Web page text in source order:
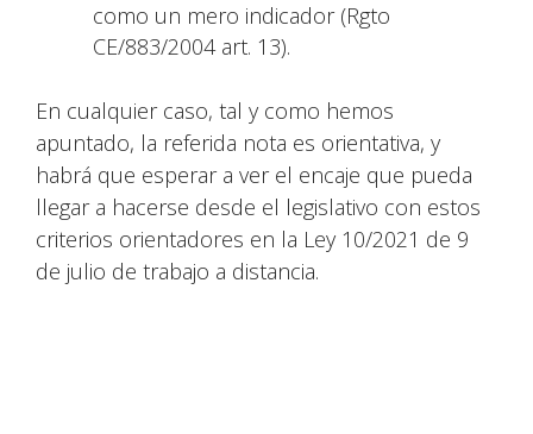
como un mero indicador (Rgto
CE/883/2004 art. 13).
En cualquier caso, tal y como hemos
apuntado, la referida nota es orientativa, y
habrá que esperar a ver el encaje que pueda
llegar a hacerse desde el legislativo con estos
criterios orientadores en la Ley 10/2021 de 9
de julio de trabajo a distancia.